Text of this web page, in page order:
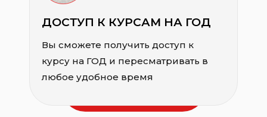
ДОСТУП К КУРСАМ НА ГОД
Вы сможете получить доступ к
курсу на ГОД и пересматривать в
любое удобное время